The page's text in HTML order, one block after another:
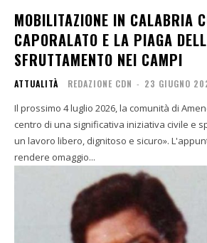
MOBILITAZIONE IN CALABRIA
CAPORALATO E LA PIAGA
SFRUTTAMENTO NEI CAMPI
ATTUALITÀ REDAZIONE CDN - 23 GIUGNO
Il prossimo 4 luglio 2026, la comunità di
centro di una significativa iniziativa civile e
un lavoro libero, dignitoso e sicuro».
rendere omaggio...